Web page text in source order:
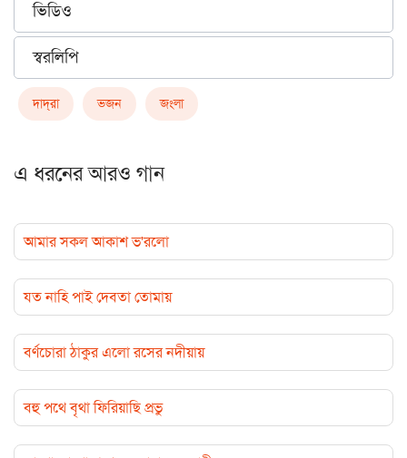
ভিডিও
স্বরলিপি
দাদ্‌রা ভজন জংলা
এ ধরনের আরও গান
আমার সকল আকাশ ভ'রলো
যত নাহি পাই দেবতা তোমায়
বর্ণচোরা ঠাকুর এলো রসের নদীয়ায়
বহু পথে বৃথা ফিরিয়াছি প্রভু